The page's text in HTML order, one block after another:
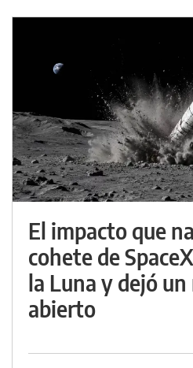
El impacto que
cohete de
la Luna y dejó
abierto